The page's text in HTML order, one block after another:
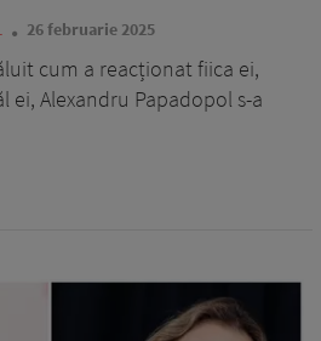
26 februarie 2025
cum a reacționat fiica ei,
ei, Alexandru Papadopol s-a